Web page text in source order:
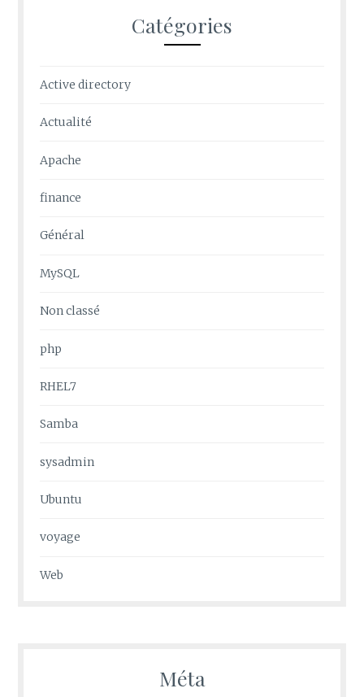
Catégories
Active directory
Actualité
Apache
finance
Général
MySQL
Non classé
php
RHEL7
Samba
sysadmin
Ubuntu
voyage
Web
Méta